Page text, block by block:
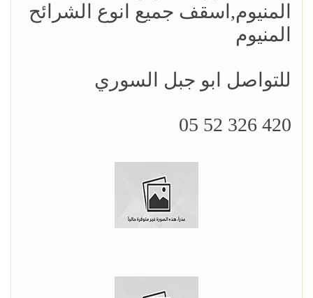
المنيوم,اسقف جميع انوع الشرائح
المنيوم
للتواصل ابو جبل السوري
420 326 52 05